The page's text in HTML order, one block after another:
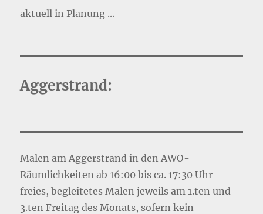
aktuell in Planung ...
Aggerstrand:
Malen am Aggerstrand in den AWO-
Räumlichkeiten ab 16:00 bis ca. 17:30 Uhr
freies, begleitetes Malen jeweils am 1.ten und
3.ten Freitag des Monats, sofern kein